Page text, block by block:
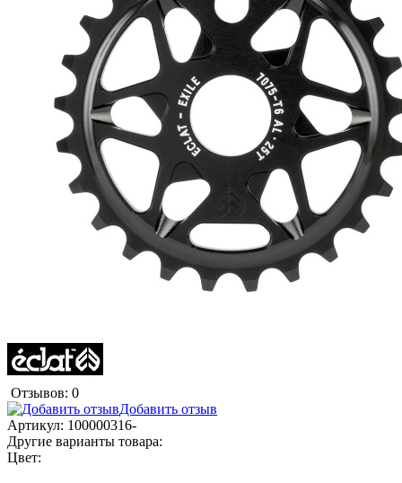
Отзывов: 0
Добавить отзыв
Артикул: 100000316-
Другие варианты товара:
Цвет: